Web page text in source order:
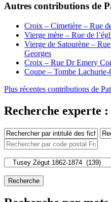
Autres contributions de
Croix – Cimetière – Rue
Vierge mère – Rue de
Vierge de Satourène –
Georges
Croix – Rue Dr Emery
Coupe – Tombe
Plus récentes contributions de
Recherche experte :